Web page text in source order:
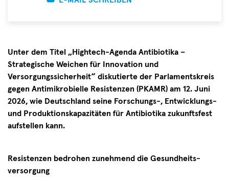
Unter dem Titel „Hightech-Agenda Antibiotika –
Strategische Weichen für Innovation und
Versorgungssicherheit“ diskutierte der Parlamentskreis
gegen Antimikrobielle Resistenzen (PKAMR) am 12. Juni
2026, wie Deutschland seine Forschungs-, Entwicklungs-
und Produktionskapazitäten für Antibiotika zukunftsfest
aufstellen kann.
Resistenzen bedrohen zunehmend die Gesundheits­
versorgung